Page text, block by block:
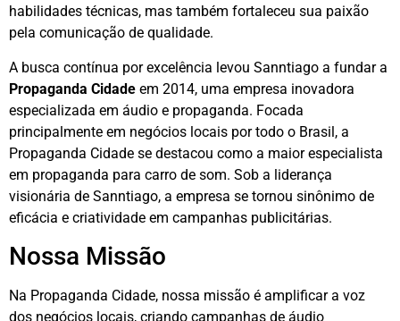
habilidades técnicas, mas também fortaleceu sua paixão
pela comunicação de qualidade.
A busca contínua por excelência levou Sanntiago a fundar a
Propaganda Cidade em 2014, uma empresa inovadora
especializada em áudio e propaganda. Focada
principalmente em negócios locais por todo o Brasil, a
Propaganda Cidade se destacou como a maior especialista
em propaganda para carro de som. Sob a liderança
visionária de Sanntiago, a empresa se tornou sinônimo de
eficácia e criatividade em campanhas publicitárias.
Nossa Missão
Na Propaganda Cidade, nossa missão é amplificar a voz
dos negócios locais, criando campanhas de áudio